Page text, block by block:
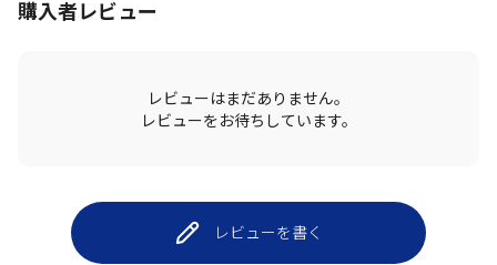
購入者レビュー
レビューはまだありません。
レビューをお待ちしています。
レビューを書く